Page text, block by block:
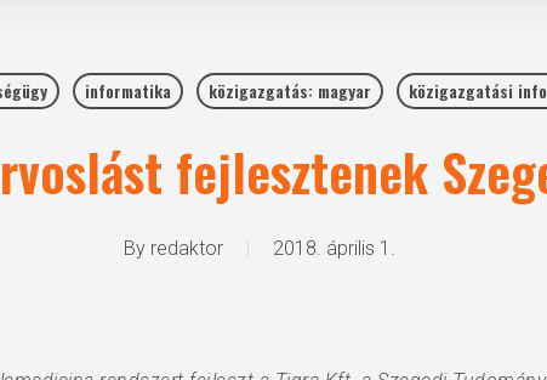
informatika közigazgatás: magyar közigazgatási
fejlesztenek
By redaktor 2018. április 1.